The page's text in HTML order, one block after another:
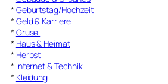
* Geburtstag/Hochzeit
* Geld & Karriere
* Grusel
* Haus & Heimat
* Herbst
* Internet & Technik
* Kleidung